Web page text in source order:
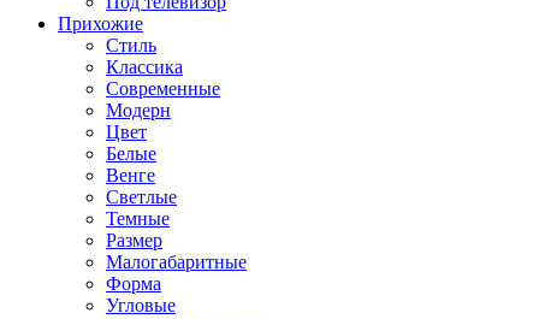
Прихожие
Стиль
Классика
Современные
Модерн
Цвет
Белые
Венге
Светлые
Темные
Размер
Малогабаритные
Форма
Угловые